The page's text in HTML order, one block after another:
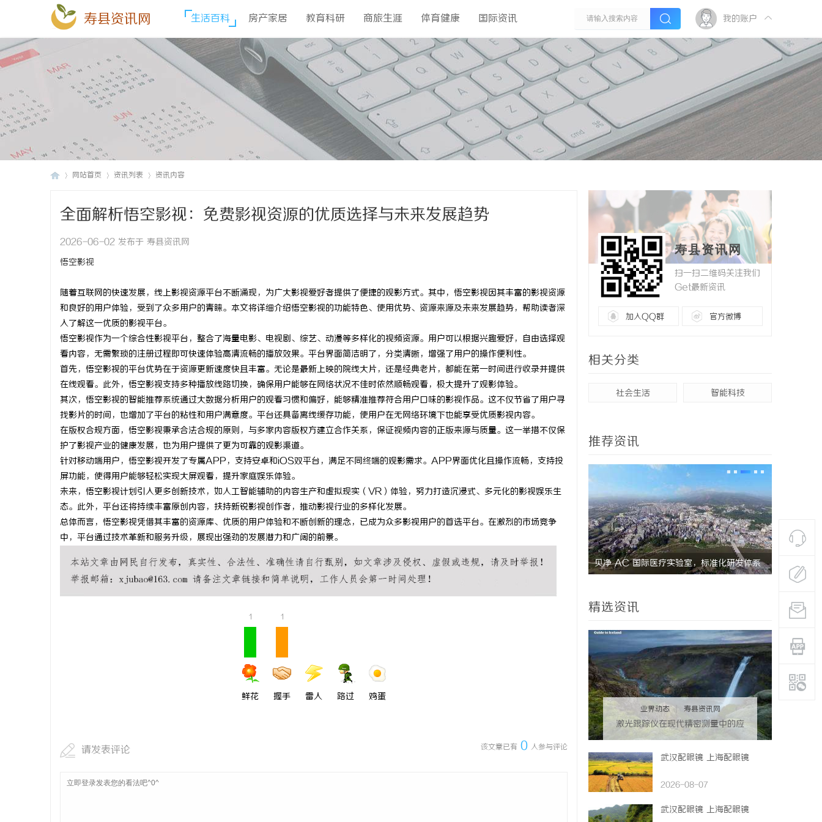
寿县资讯网 生活百科 房产家居 教育科研 商旅生涯 体育健康 国际资讯 我的账户
网站首页 资讯列表 资讯内容
全面解析悟空影视：免费影视资源的优质选择与未来发展趋势
2026-06-02 发布于 寿县资讯网
悟空影视
随着互联网的快速发展，线上影视资源平台不断涌现，为广大影视爱好者提供了便捷的观影方式。其中，悟空影视因其丰富的影视资源
和良好的用户体验，受到了众多用户的青睐。本文将详细介绍悟空影视的功能特色、使用优势、资源来源及未来发展趋势，帮助读者深
入了解这一优质的影视平台。
悟空影视作为一个综合性影视平台，整合了海量电影、电视剧、综艺、动漫等多样化的视频资源。用户可以根据兴趣爱好，自由选择观
看内容，无需繁琐的注册过程即可快速体验高清流畅的播放效果。平台界面简洁明了，分类清晰，增强了用户的操作便利性。
首先，悟空影视的平台优势在于资源更新速度快且丰富。无论是最新上映的院线大片，还是经典老片，都能在第一时间进行收录并提供
在线观看。此外，悟空影视支持多种播放线路切换，确保用户能够在网络状况不佳时依然顺畅观看，极大提升了观影体验。
其次，悟空影视的智能推荐系统通过大数据分析用户的观看习惯和偏好，能够精准推荐符合用户口味的影视作品。这不仅节省了用户寻
找影片的时间，也增加了平台的粘性和用户满意度。平台还具备离线缓存功能，使用户在无网络环境下也能享受优质影视内容。
在版权合规方面，悟空影视秉承合法合规的原则，与多家内容版权方建立合作关系，保证视频内容的正版来源与质量。这一举措不仅保
护了影视产业的健康发展，也为用户提供了更为可靠的观影渠道。
针对移动端用户，悟空影视开发了专属APP，支持安卓和iOS双平台，满足不同终端的观影需求。APP界面优化且操作流畅，支持投
屏功能，使得用户能够轻松实现大屏观看，提升家庭娱乐体验。
未来，悟空影视计划引入更多创新技术，如人工智能辅助的内容生产和虚拟现实（VR）体验，努力打造沉浸式、多元化的影视娱乐生
态。此外，平台还将持续丰富原创内容，扶持新锐影视创作者，推动影视行业的多样化发展。
总体而言，悟空影视凭借其丰富的资源库、优质的用户体验和不断创新的理念，已成为众多影视用户的首选平台。在激烈的市场竞争
中，平台通过技术革新和服务升级，展现出强劲的发展潜力和广阔的前景。
1
鲜花
1
握手 雷人 路过 鸡蛋
该文章已有 0 人参与评论
请发表评论
寿县资讯网
扫一扫二维码关注我们
Get最新资讯
加入QQ群 官方微博
相关分类
社会生活 智能科技
推荐资讯
武汉配眼镜 上海配眼镜 武汉配眼镜 上海配眼镜 贝净 AC 国际医疗实验室，标准化研发体系 上海工业
精选资讯
业界动态 寿县资讯网
激光跟踪仪在现代精密测量中的应
用与发展趋势
武汉配眼镜 上海配眼镜
2026-08-07
武汉配眼镜 上海配眼镜